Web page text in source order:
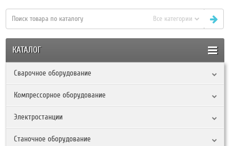
Все категории
КАТАЛОГ
Сварочное оборудование
Компрессорное оборудование
Электростанции
Станочное оборудование